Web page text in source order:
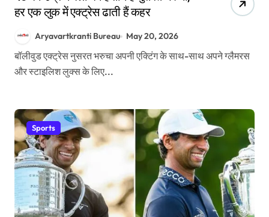
हर एक लुक में एक्ट्रेस ढाती हैं कहर
Aryavartkranti Bureau May 20, 2026
बॉलीवुड एक्ट्रेस नुसरत भरुचा अपनी एक्टिंग के साथ-साथ अपने ग्लैमरस
और स्टाइलिश लुक्स के लिए...
Sports